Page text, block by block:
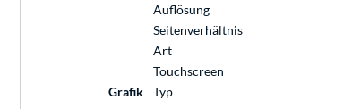
Auflösung
Seitenverhältnis
Art
Touchscreen
Grafik
Typ